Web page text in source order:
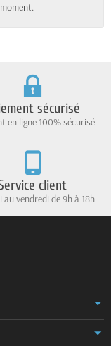
sécurisé
en ligne 100% sécurisé
client
au vendredi de 9h à 18h